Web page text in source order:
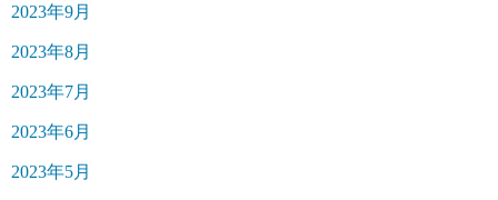
2023年9月
2023年8月
2023年7月
2023年6月
2023年5月